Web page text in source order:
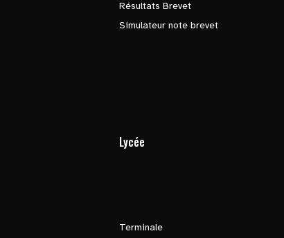
Résultats Brevet
Simulateur note brevet
Lycée
Terminale